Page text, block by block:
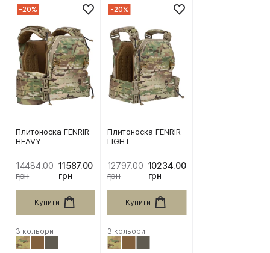
-20%
Плитоноска FENRIR-
HEAVY
14484.00
грн
11587.00
грн
Купити
3 кольори
-20%
Плитоноска FENRIR-
LIGHT
12797.00
грн
10234.00
грн
Купити
3 кольори